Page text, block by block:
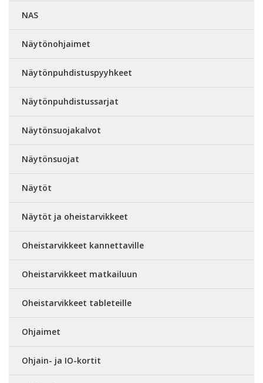
NAS
Näytönohjaimet
Näytönpuhdistuspyyhkeet
Näytönpuhdistussarjat
Näytönsuojakalvot
Näytönsuojat
Näytöt
Näytöt ja oheistarvikkeet
Oheistarvikkeet kannettaville
Oheistarvikkeet matkailuun
Oheistarvikkeet tableteille
Ohjaimet
Ohjain- ja IO-kortit